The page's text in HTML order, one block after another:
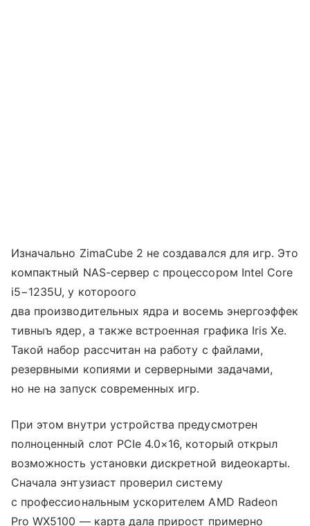
Изначально ZimaCube 2 не создавался для игр. Это
компактный NAS-сервер с процессором Intel Core
i5−1235U, у котороого
два производительных ядра и восемь энергоэффек
тивныъ ядер, а также встроенная графика Iris Xe.
Такой набор рассчитан на работу с файлами,
резервными копиями и серверными задачами,
но не на запуск современных игр.
При этом внутри устройства предусмотрен
полноценный слот PCIe 4.0×16, который открыл
возможность установки дискретной видеокарты.
Сначала энтузиаст проверил систему
с профессиональным ускорителем AMD Radeon
Pro WX5100 — карта дала прирост примерно